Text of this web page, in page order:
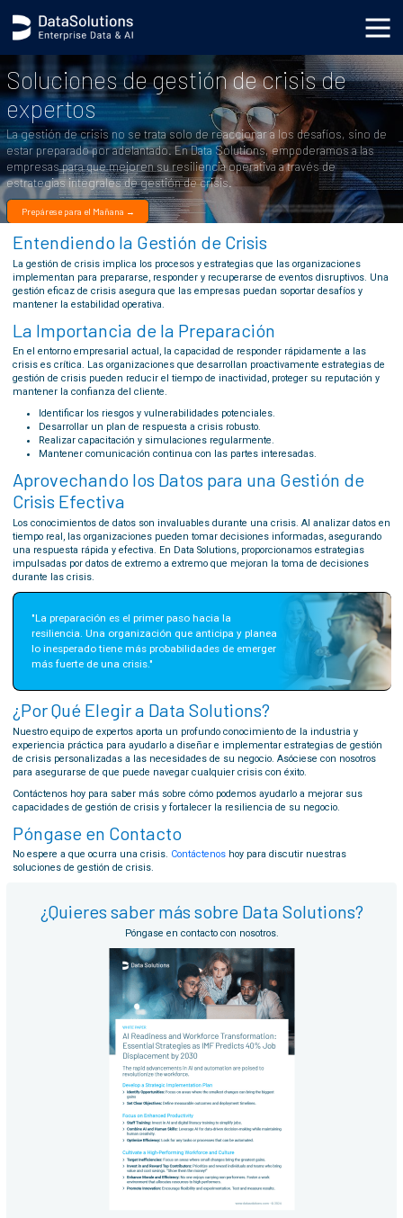
Soluciones de gestión de crisis de
expertos
La gestión de crisis no se trata solo de reaccionar a los desafíos, sino de
estar preparado por adelantado. En Data Solutions, empoderamos a las
empresas para que mejoren su resiliencia operativa a través de
estrategias integrales de gestión de crisis.
Prepárese para el Mañana →
Entendiendo la Gestión de Crisis
La gestión de crisis implica los procesos y estrategias que las organizaciones
implementan para prepararse, responder y recuperarse de eventos disruptivos. Una
gestión eficaz de crisis asegura que las empresas puedan soportar desafíos y
mantener la estabilidad operativa.
La Importancia de la Preparación
En el entorno empresarial actual, la capacidad de responder rápidamente a las
crisis es crítica. Las organizaciones que desarrollan proactivamente estrategias de
gestión de crisis pueden reducir el tiempo de inactividad, proteger su reputación y
mantener la confianza del cliente.
Identificar los riesgos y vulnerabilidades potenciales.
Desarrollar un plan de respuesta a crisis robusto.
Realizar capacitación y simulaciones regularmente.
Mantener comunicación continua con las partes interesadas.
Aprovechando los Datos para una Gestión de
Crisis Efectiva
Los conocimientos de datos son invaluables durante una crisis. Al analizar datos en
tiempo real, las organizaciones pueden tomar decisiones informadas, asegurando
una respuesta rápida y efectiva. En Data Solutions, proporcionamos estrategias
impulsadas por datos de extremo a extremo que mejoran la toma de decisiones
durante las crisis.
"La preparación es el primer paso hacia la
resiliencia. Una organización que anticipa y planea
lo inesperado tiene más probabilidades de emerger
más fuerte de una crisis."
¿Por Qué Elegir a Data Solutions?
Nuestro equipo de expertos aporta un profundo conocimiento de la industria y
experiencia práctica para ayudarlo a diseñar e implementar estrategias de gestión
de crisis personalizadas a las necesidades de su negocio. Asóciese con nosotros
para asegurarse de que puede navegar cualquier crisis con éxito.
Contáctenos hoy para saber más sobre cómo podemos ayudarlo a mejorar sus
capacidades de gestión de crisis y fortalecer la resiliencia de su negocio.
Póngase en Contacto
No espere a que ocurra una crisis. Contáctenoshoy para discutir nuestras
soluciones de gestión de crisis.
¿Quieres saber más sobre Data Solutions?
Póngase en contacto con nosotros.